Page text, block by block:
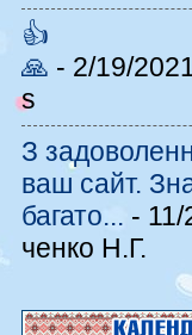
👍
🙏 - 2/19/
s
З
ваш сайт.
багато... -
ченко Н.Г.